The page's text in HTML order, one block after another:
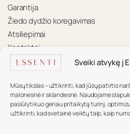
Sveiki atvykę į
Mūsų tikslas – užtikrinti, kad jūsų patirtis
malonesnė ir sklandesnė. Naudojame
pasiūlyti kuo geriau pritaikytą turinį,
užtikrinti, kad svetainė veiktų taip, kaip
Garantija
Žiedo dydžio koregavimas
Atsiliepimai
Kontaktai
KONTAKTAI
Mūsų komanda pasiruošusi padėti.
+370 617 16 585